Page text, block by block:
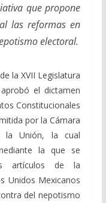
que propone
las reformas en
electoral.
la XVII Legislatura
el dictamen
Constitucionales
por la Cámara
la Unión, la cual
la que se
artículos de la
Unidos Mexicanos
del nepotismo